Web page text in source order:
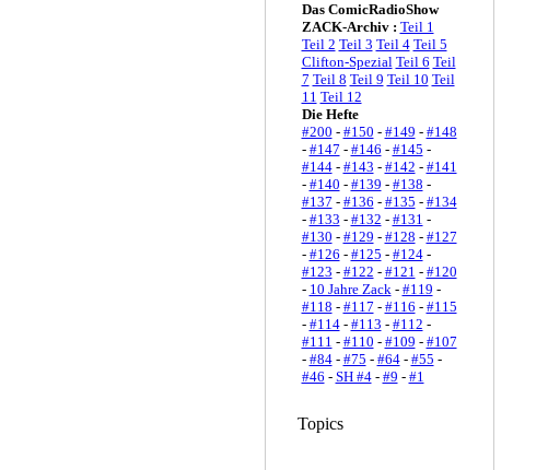
Das ComicRadioShow
ZACK-Archiv : Teil 1
Teil 2 Teil 3 Teil 4 Teil 5
Clifton-Spezial Teil 6 Teil
7 Teil 8 Teil 9 Teil 10 Teil
11 Teil 12
Die Hefte
#200 - #150 - #149 - #148
- #147 - #146 - #145 -
#144- #143 - #142 - #141
- #140 - #139 - #138 -
#137 - #136 - #135 - #134
- #133 - #132 - #131 -
#130 - #129 - #128 - #127
- #126 - #125 - #124-
#123 - #122 - #121 - #120
- 10 Jahre Zack- #119 -
#118 - #117 - #116 - #115
- #114- #113 - #112 -
#111 - #110 - #109 - #107
- #84- #75 - #64- #55 -
#46 - SH #4- #9 - #1
Topics